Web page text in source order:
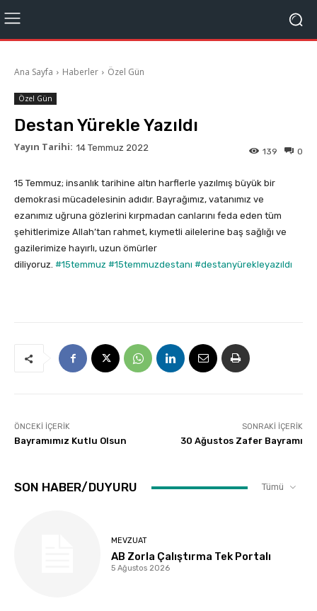
Ana Sayfa Haberler Özel Gün
Özel Gün
Destan Yürekle Yazıldı
Yayın Tarihi: 14 Temmuz 2022 0
139
15 Temmuz; insanlık tarihine altın harflerle yazılmış büyük bir
demokrasi mücadelesinin adıdır. Bayrağımız, vatanımız ve
ezanımız uğruna gözlerini kırpmadan canlarını feda eden tüm
şehitlerimize Allah’tan rahmet, kıymetli ailelerine baş sağlığı ve
gazilerimize hayırlı, uzun ömürler
diliyoruz. #15temmuz #15temmuzdestanı #destanyürekleyazıldı
ÖNCEKI İÇERIK
Bayramımız Kutlu Olsun
SONRAKI İÇERIK
30 Ağustos Zafer Bayramı
SON HABER/DUYURU Tümü
MEVZUAT
AB Zorla Çalıştırma Tek Portalı
5 Ağustos 2026